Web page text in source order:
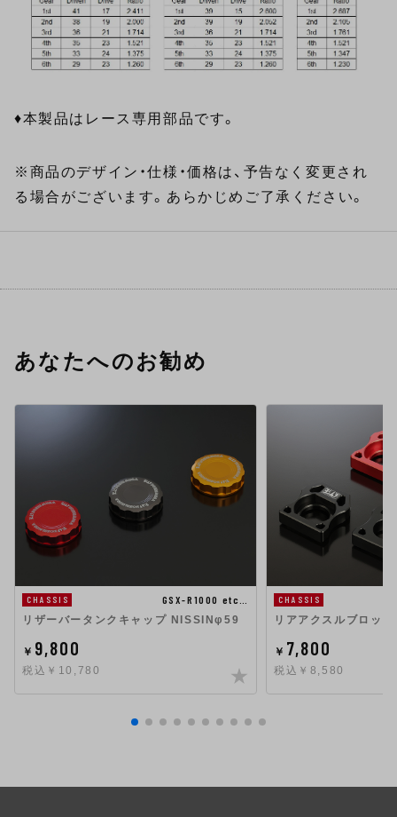
♦本製品はレース専用部品です。
※商品のデザイン・仕様・価格は、予告なく変更され
る場合がございます。あらかじめご了承ください。
あなたへのお勧め
CHASSIS
GSX-R1000 etc…
リザーバータンクキャップ NISSINφ59
￥ 9,800
税込￥10,780
CHASSIS
リアアクスルブロッ
￥ 7,800
税込￥8,580